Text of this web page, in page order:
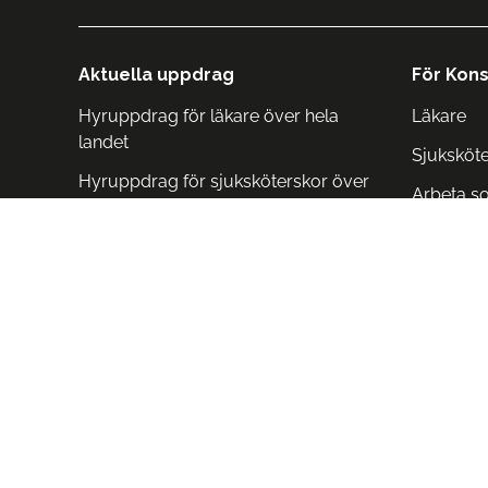
Aktuella uppdrag
Hyruppdrag för läkare över hela
landet
Hyruppdrag för sjuksköterskor över
För
Läkare
Arbeta